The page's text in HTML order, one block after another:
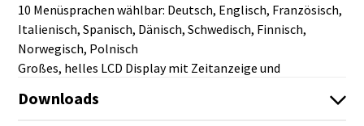
10 Menüsprachen wählbar: Deutsch, Englisch, Französisch,
Italienisch, Spanisch, Dänisch, Schwedisch, Finnisch,
Norwegisch, Polnisch
Großes, helles LCD Display mit Zeitanzeige und
Teleskopantenne versenkbar im Gehäuse
Downloads